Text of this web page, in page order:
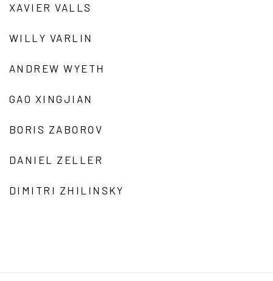
XAVIER VALLS
WILLY VARLIN
ANDREW WYETH
GAO XINGJIAN
BORIS ZABOROV
DANIEL ZELLER
DIMITRI ZHILINSKY